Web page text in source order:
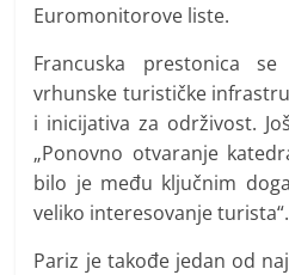
Euromonitorove liste.
Francuska prestonica
vrhunske turističke
i inicijativa za održivost.
„Ponovno otvaranje
bilo je među ključnim
veliko interesovanje turista“.
Pariz je takođe jedan od